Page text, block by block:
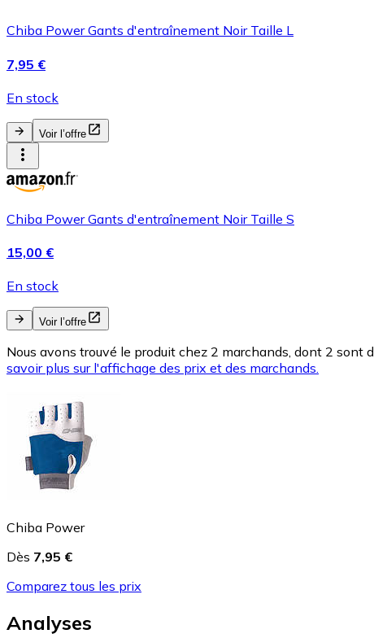
Chiba Power Gants d'entraînement Noir Taille L
7,95 €
En stock
Voir l’offre
Chiba Power Gants d'entraînement Noir Taille S
15,00 €
En stock
Voir l’offre
Nous avons trouvé le produit chez 2 marchands, dont 2 sont
savoir plus sur l'affichage des prix et des marchands.
Chiba Power
Dès 7,95 €
Comparez tous les prix
Analyses